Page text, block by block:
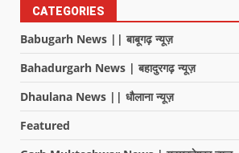
CATEGORIES
Babugarh News || बाबूगढ़ न्यूज़
Bahadurgarh News | बहादुरगढ़ न्यूज़
Dhaulana News || धौलाना न्यूज़
Featured